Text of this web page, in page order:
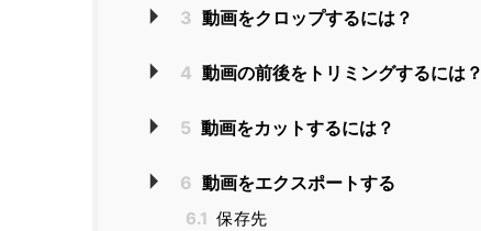
3 動画をクロップするには？
4 動画の前後をトリミングするには？
5 動画をカットするには？
6 動画をエクスポートする
6.1 保存先